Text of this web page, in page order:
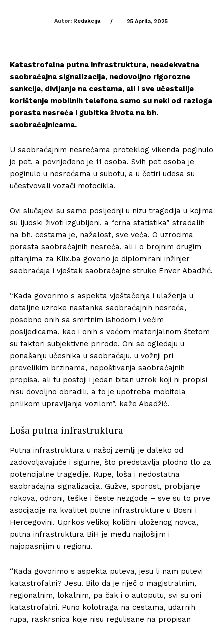
Autor: Redakcija / 25 Aprila, 2025
Katastrofalna putna infrastruktura, neadekvatna
saobraćajna signalizacija, nedovoljno rigorozne
sankcije, divljanje na cestama, ali i sve učestalije
korištenje mobilnih telefona samo su neki od razloga
porasta nesreća i gubitka života na bh.
saobraćajnicama.
U saobraćajnim nesrećama proteklog vikenda poginulo
je pet, a povrijeđeno je 11 osoba. Svih pet osoba je
poginulo u nesrećama u subotu, a u četiri udesa su
učestvovali vozači motocikla.
Ovi slučajevi su samo posljednji u nizu tragedija u kojima
su ljudski životi izgubljeni, a “crna statistika” stradalih
na bh. cestama je, nažalost, sve veća. O uzrocima
porasta saobraćajnih nesreća, ali i o brojnim drugim
pitanjima za Klix.ba govorio je diplomirani inžinjer
saobraćaja i vještak saobraćajne struke Enver Abadžić.
“Kada govorimo s aspekta vještačenja i ulaženja u
detaljne uzroke nastanka saobraćajnih nesreća,
posebno onih sa smrtnim ishodom i većim
posljedicama, kao i onih s većom materijalnom štetom
su faktori subjektivne prirode. Oni se ogledaju u
ponašanju učesnika u saobraćaju, u vožnji pri
prevelikim brzinama, nepoštivanja saobraćajnih
propisa, ali tu postoji i jedan bitan uzrok koji ni propisi
nisu dovoljno obradili, a to je upotreba mobitela
prilikom upravljanja vozilom”, kaže Abadžić.
Loša putna infrastruktura
Putna infrastruktura u našoj zemlji je daleko od
zadovoljavajuće i sigurne, što predstavlja plodno tlo za
potencijalne tragedije. Rupe, loša i nedostatna
saobraćajna signalizacija. Gužve, sporost, probijanje
rokova, odroni, teške i česte nezgode – sve su to prve
asocijacije na kvalitet putne infrastrukture u Bosni i
Hercegovini. Uprkos velikoj količini uloženog novca,
putna infrastruktura BiH je među najlošijim i
najopasnijim u regionu.
“Kada govorimo s aspekta puteva, jesu li nam putevi
katastrofalni? Jesu. Bilo da je riječ o magistralnim,
regionalnim, lokalnim, pa čak i o autoputu, svi su oni
katastrofalni. Puno kolotraga na cestama, udarnih
rupa, raskrsnica koje nisu regulisane na propisan